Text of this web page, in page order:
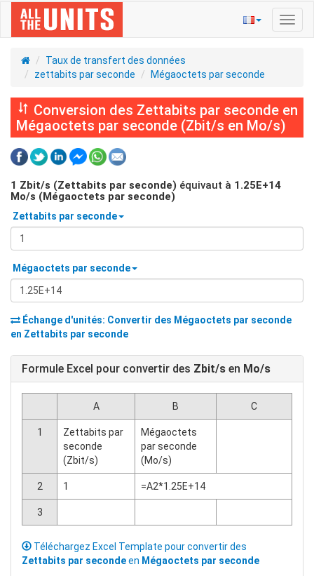
la
Taux de transfert des données
zettabits par seconde
Mégaoctets par seconde
Conversion des Zettabits par seconde en
Mégaoctets par seconde (Zbit/s en Mo/s)
1 Zbit/s (Zettabits par seconde) équivaut à 1.25E+14
Mo/s (Mégaoctets par seconde)
Zettabits par seconde
Mégaoctets par seconde
Échange d'unités: Convertir des Mégaoctets par seconde
en Zettabits par seconde
Formule Excel pour convertir des Zbit/s en Mo/s
A B C
1
Zettabits par
seconde
(Zbit/s)
Mégaoctets
par seconde
(Mo/s)
2 1 =A2*1.25E+14
3
Téléchargez Excel Template pour convertir des
Zettabits par secondeen Mégaoctets par seconde